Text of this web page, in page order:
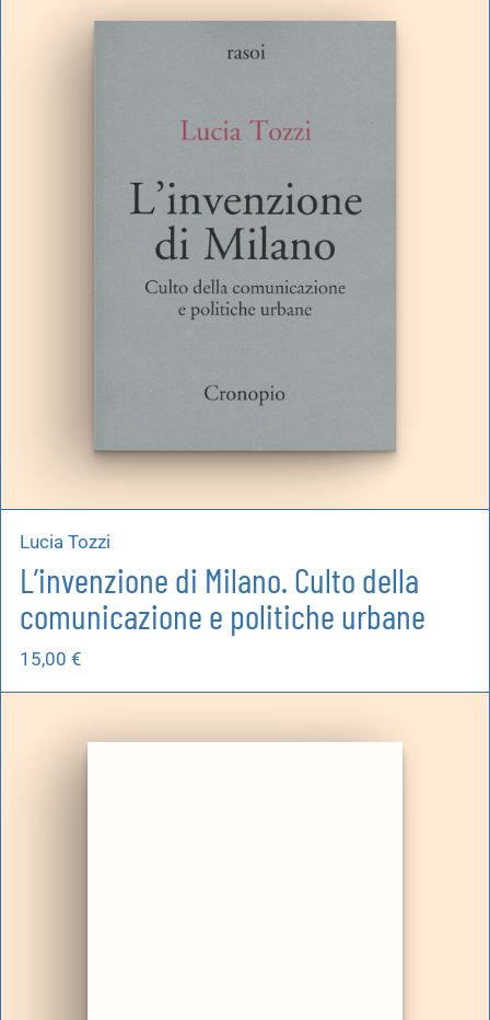
Lucia Tozzi
L’invenzione di Milano. Culto della
comunicazione e politiche urbane
15,00 €